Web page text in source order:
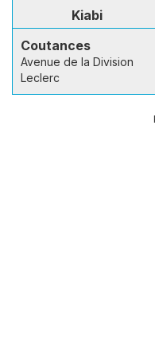
Kiabi
Coutances
Avenue de la Division
Leclerc